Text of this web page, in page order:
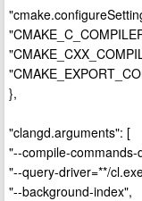
},
"clangd.arguments": [
"--compile-commands-
"--query-driver=**/
"--background-index",